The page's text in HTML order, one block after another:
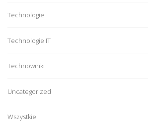
Technologie
Technologie IT
Technowinki
Uncategorized
Wszystkie